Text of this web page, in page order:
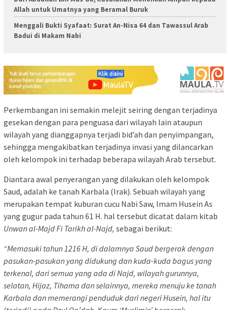
Allah untuk Umatnya yang Beramal Buruk
Menggali Bukti Syafaat: Surat An-Nisa 64 dan Tawassul Arab
Badui di Makam Nabi
Perkembangan ini semakin melejit seiring dengan terjadinya
gesekan dengan para penguasa dari wilayah lain ataupun
wilayah yang dianggapnya terjadi bid’ah dan penyimpangan,
sehingga mengakibatkan terjadinya invasi yang dilancarkan
oleh kelompok ini terhadap beberapa wilayah Arab tersebut.
Diantara awal penyerangan yang dilakukan oleh kelompok
Saud, adalah ke tanah Karbala (Irak). Sebuah wilayah yang
merupakan tempat kuburan cucu Nabi Saw, Imam Husein As
yang gugur pada tahun 61 H. hal tersebut dicatat dalam kitab
Unwan al-Majd Fi Tarikh al-Najd, sebagai berikut:
“Memasuki tahun 1216 H, di dalamnya Saud bergerak dengan
pasukan-pasukan yang didukung dan kuda-kuda bagus yang
terkenal, dari semua yang ada di Najd, wilayah gurunnya,
selatan, Hijaz, Tihama dan selainnya, mereka menuju ke tanah
Karbala dan memerangi penduduk dari negeri Husein, hal itu